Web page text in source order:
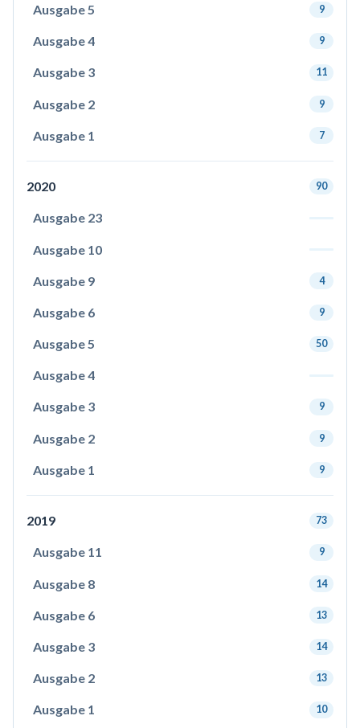
Ausgabe 5 9
Ausgabe 4 9
Ausgabe 3 11
Ausgabe 2 9
Ausgabe 1 7
2020 90
Ausgabe 23
Ausgabe 10
Ausgabe 9 4
Ausgabe 6 9
Ausgabe 5 50
Ausgabe 4
Ausgabe 3 9
Ausgabe 2 9
Ausgabe 1 9
2019 73
Ausgabe 11 9
Ausgabe 8 14
Ausgabe 6 13
Ausgabe 3 14
Ausgabe 2 13
Ausgabe 1 10